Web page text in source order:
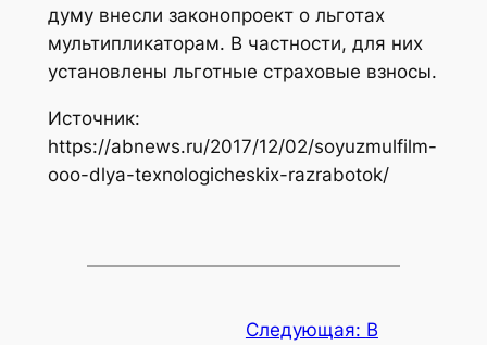
думу внесли законопроект о льготах
мультипликаторам. В частности, для них
установлены льготные страховые взносы.
Источник:
https://abnews.ru/2017/12/02/soyuzmulfilm-
ooo-dlya-texnologicheskix-razrabotok/
Следующая: В